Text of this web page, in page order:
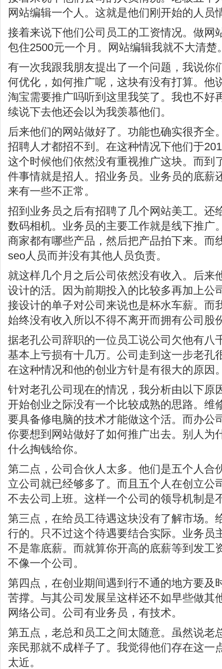
网站编辑一个人。这就是他们刚开始的人员
接着来说下他们公司员工的工资情况。做网
包住2500元一个月。网站编辑我就不大清楚
有一次我跟我朋友提出了一个问题，我说你
何优化，如何推广呢，这块有没有打算。他
淘宝需要推广吗听到这里我笑了。我也不好
续说下去他还会以为我羡慕他们。
后来他们的网站做好了。功能也确实很齐全
招聘人才都招不到。在这种情况下他们于
这个时候他们依然没有重视推广这块。而到
件事情就是招人。招业务员。业务员的底薪
来有一些不正常。
招到业务员之后有招聘了几个网站美工。还
数码相机。业务员的主要工作就是线下推广
商家都有哪些产品，然后把产品拍下来。而
seo人员而并没有其他人员负责。
就这样几个月之后公司依然没有收入。后来
设计的活。因为前期投入的比较多再加上公
接设计的单子对公司来说也是杯水车薪。而
始终没有收入所以不得不离开而拥有公司股
据老孔公司辞职的一位员工说公司欠他有八
基本上亏损有十几万。公司走到这一步老孔
在这种情况和他的创业方针是有很大的原因
针对老孔公司现在的情况，我分析由以下原
开始创业之际没有一个比较成熟的思路。维
要具备修电脑的技术才能做这个活。而办公
你要想到网站做好了如何推广出去。别人为
什么掏钱给你。
第二点，公司合伙人太多。他们是五个人合
立公司就已经够多了。而且五个人在创立公
不去公司上班。这样一个公司的领导机制是
第三点，在给员工待遇这块没有了解市场。
行的。只不过这个待遇要结合实际。业务员
不是靠底薪。而就算你开高的底薪等到发工
不像一个公司。
第四点，在创业期间遇到行不通的地方要及
苦撑。与其公司发展呈这样还不如早些做其
网络公司。公司有业务员，有技术。
第五点，老总和员工之间太随意。虽然说老
亲民那就不成样子了。我觉得他们存在这一
太近。